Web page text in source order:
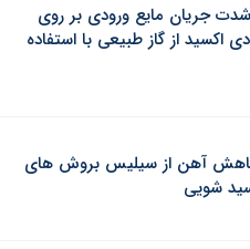
شدت جریان مایع ورودی بر روی
اکسید از گاز طبیعی با استفاده
آهن از سیلیس بروش های
شویی